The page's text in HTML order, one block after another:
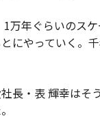
1万年ぐらいのス
にやっていく。
長・表 輝幸はそ